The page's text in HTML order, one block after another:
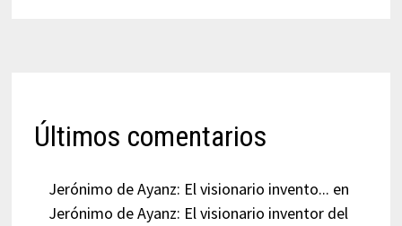
Últimos comentarios
Jerónimo de Ayanz: El visionario invento... en
Jerónimo de Ayanz: El visionario inventor del